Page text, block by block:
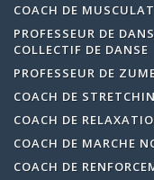
COACH DE
PROFESSEUR DE
COLLECTIF DE DANSE
PROFESSEUR DE
COACH DE
COACH DE
COACH DE MARCHE
COACH DE